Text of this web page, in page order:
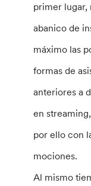
primer lugar,
abanico de
máximo las
formas de
anteriores a
en
por ello con
mociones.
Al mismo